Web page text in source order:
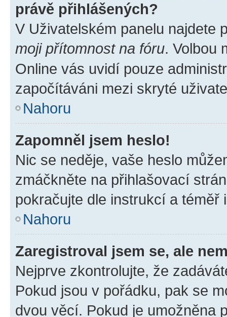
právě přihlášených?
V Uživatelském panelu najdete
moji přítomnost na fóru. Volbou
Online vás uvidí pouze
započítáváni mezi skryté
Nahoru
Zapomněl jsem heslo!
Nic se neděje, vaše heslo
zmáčkněte na přihlašovací
pokračujte dle instrukcí a téměř
Nahoru
Zaregistroval jsem se, ale
Nejprve zkontrolujte, že
Pokud jsou v pořádku, pak se
dvou věcí. Pokud je umožněna